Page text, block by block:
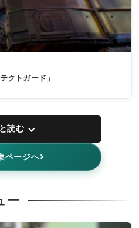
クトガード」
読む
ページへ
ー